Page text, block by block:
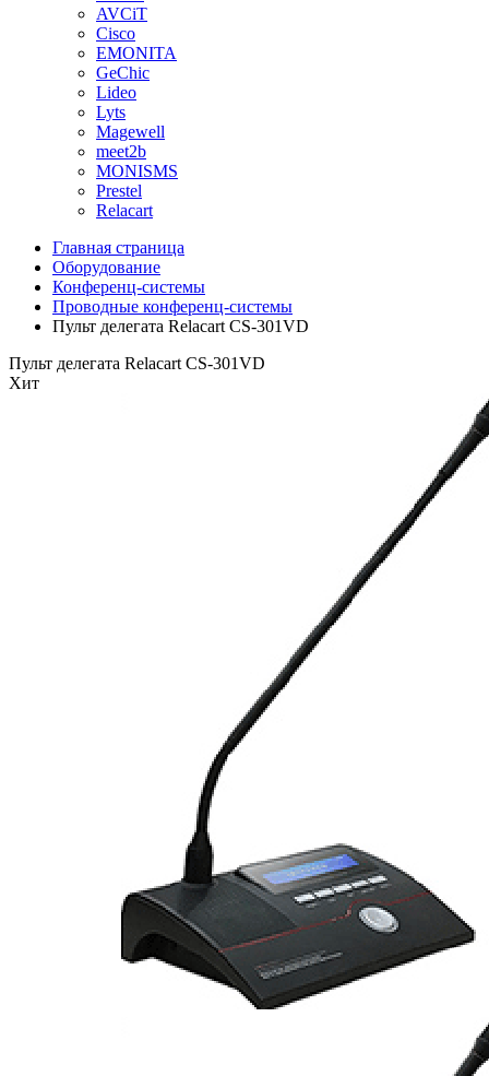
AVCiT
Cisco
EMONITA
GeChic
Lideo
Lyts
Magewell
meet2b
MONISMS
Prestel
Relacart
Главная страница
Оборудование
Конференц-системы
Проводные конференц-системы
Пульт делегата Relacart CS-301VD
Пульт делегата Relacart CS-301VD
Хит